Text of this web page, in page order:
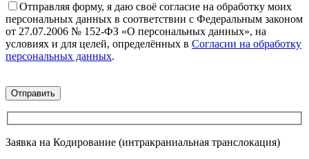
Отправляя форму, я даю своё согласие на обработку моих
персональных данных в соответствии с Федеральным законом
от 27.07.2006 № 152-ФЗ «О персональных данных», на
условиях и для целей, определённых в Согласии на обработку
персональных данных.
Заявка на Кодирование (интракраниальная транслокация)